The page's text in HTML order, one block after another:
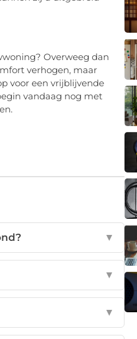
Overweeg dan
verhogen, maar
voor een vrijblijvende
vandaag nog met
▼
▼
▼